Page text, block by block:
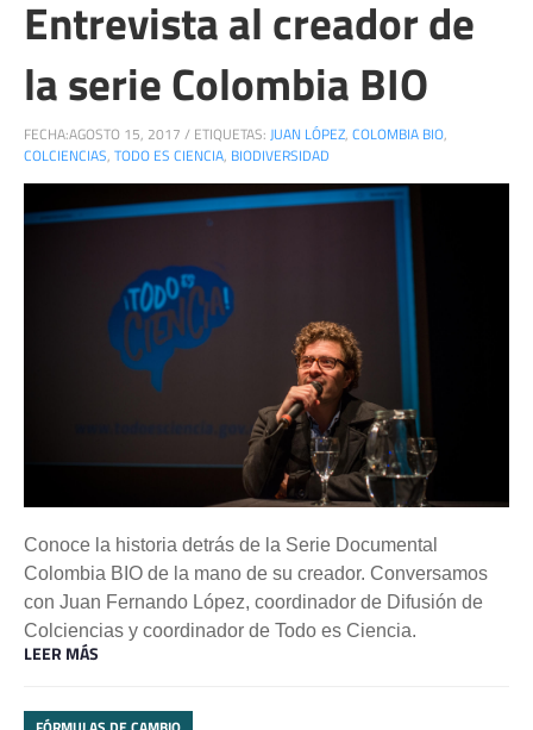
Entrevista al creador de
la serie Colombia BIO
FECHA:AGOSTO 15, 2017 / ETIQUETAS: JUAN LÓPEZ, COLOMBIA BIO,
COLCIENCIAS, TODO ES CIENCIA, BIODIVERSIDAD
Conoce la historia detrás de la Serie Documental
Colombia BIO de la mano de su creador. Conversamos
con Juan Fernando López, coordinador de Difusión de
Colciencias y coordinador de Todo es Ciencia.
LEER MÁS